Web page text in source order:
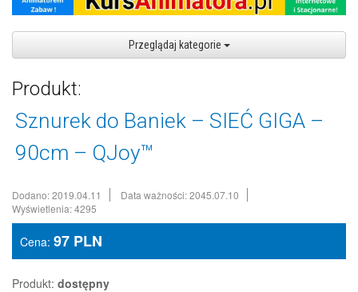
Przeglądaj kategorie
Produkt:
Sznurek do Baniek – SIEĆ GIGA –
90cm – QJoy™
Dodano: 2019.04.11
Data ważności: 2045.07.10
Wyświetlenia: 4295
Cena: 97 PLN
Produkt: dostępny